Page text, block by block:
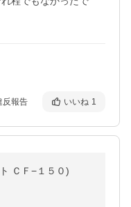
反報告 いいね 1
ＣＦ−１５０)